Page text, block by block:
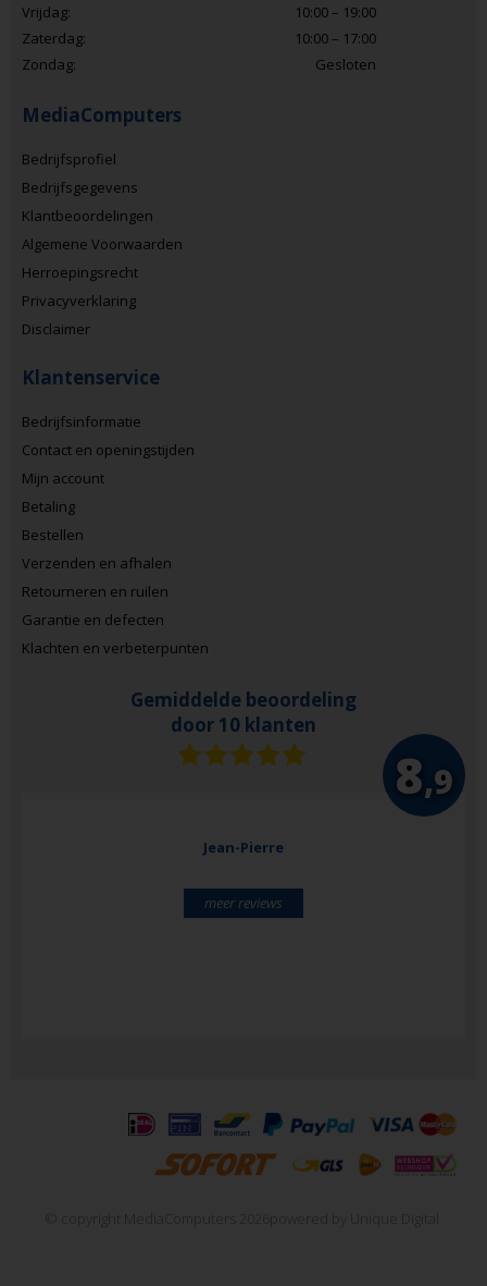
Vrijdag:
10:00 – 19:00
Zaterdag:
10:00 – 17:00
Zondag:
Gesloten
MediaComputers
Bedrijfsprofiel
Bedrijfsgegevens
Klantbeoordelingen
Algemene Voorwaarden
Herroepingsrecht
Privacyverklaring
Disclaimer
Klantenservice
Bedrijfsinformatie
Contact en openingstijden
Mijn account
Betaling
Bestellen
Verzenden en afhalen
Retourneren en ruilen
Garantie en defecten
Klachten en verbeterpunten
Gemiddelde beoordeling
door 10 klanten
8,9
Jean-Pierre
meer reviews